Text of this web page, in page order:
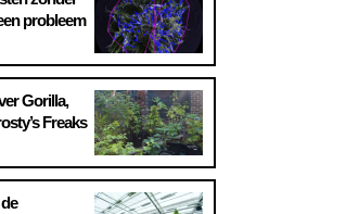
probleem
Gorilla,
Freaks